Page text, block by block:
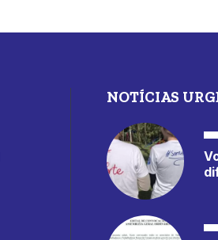
NOTÍCIAS